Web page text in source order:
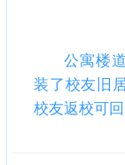
公寓楼
装了校友旧
校友返校可